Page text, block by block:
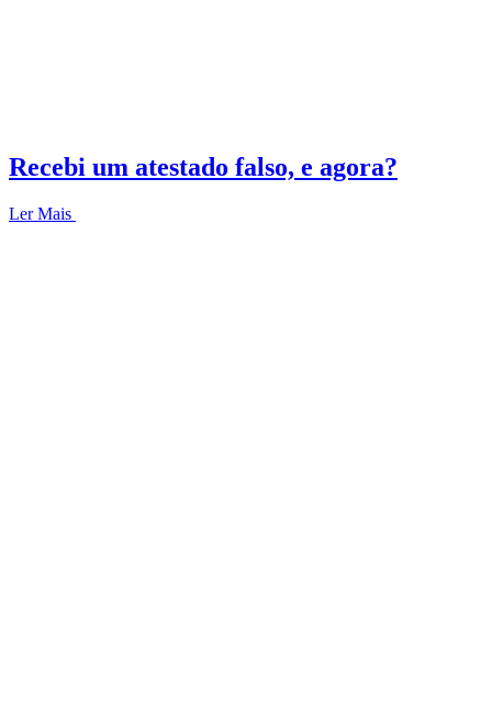
Recebi um atestado falso, e agora?
Ler Mais